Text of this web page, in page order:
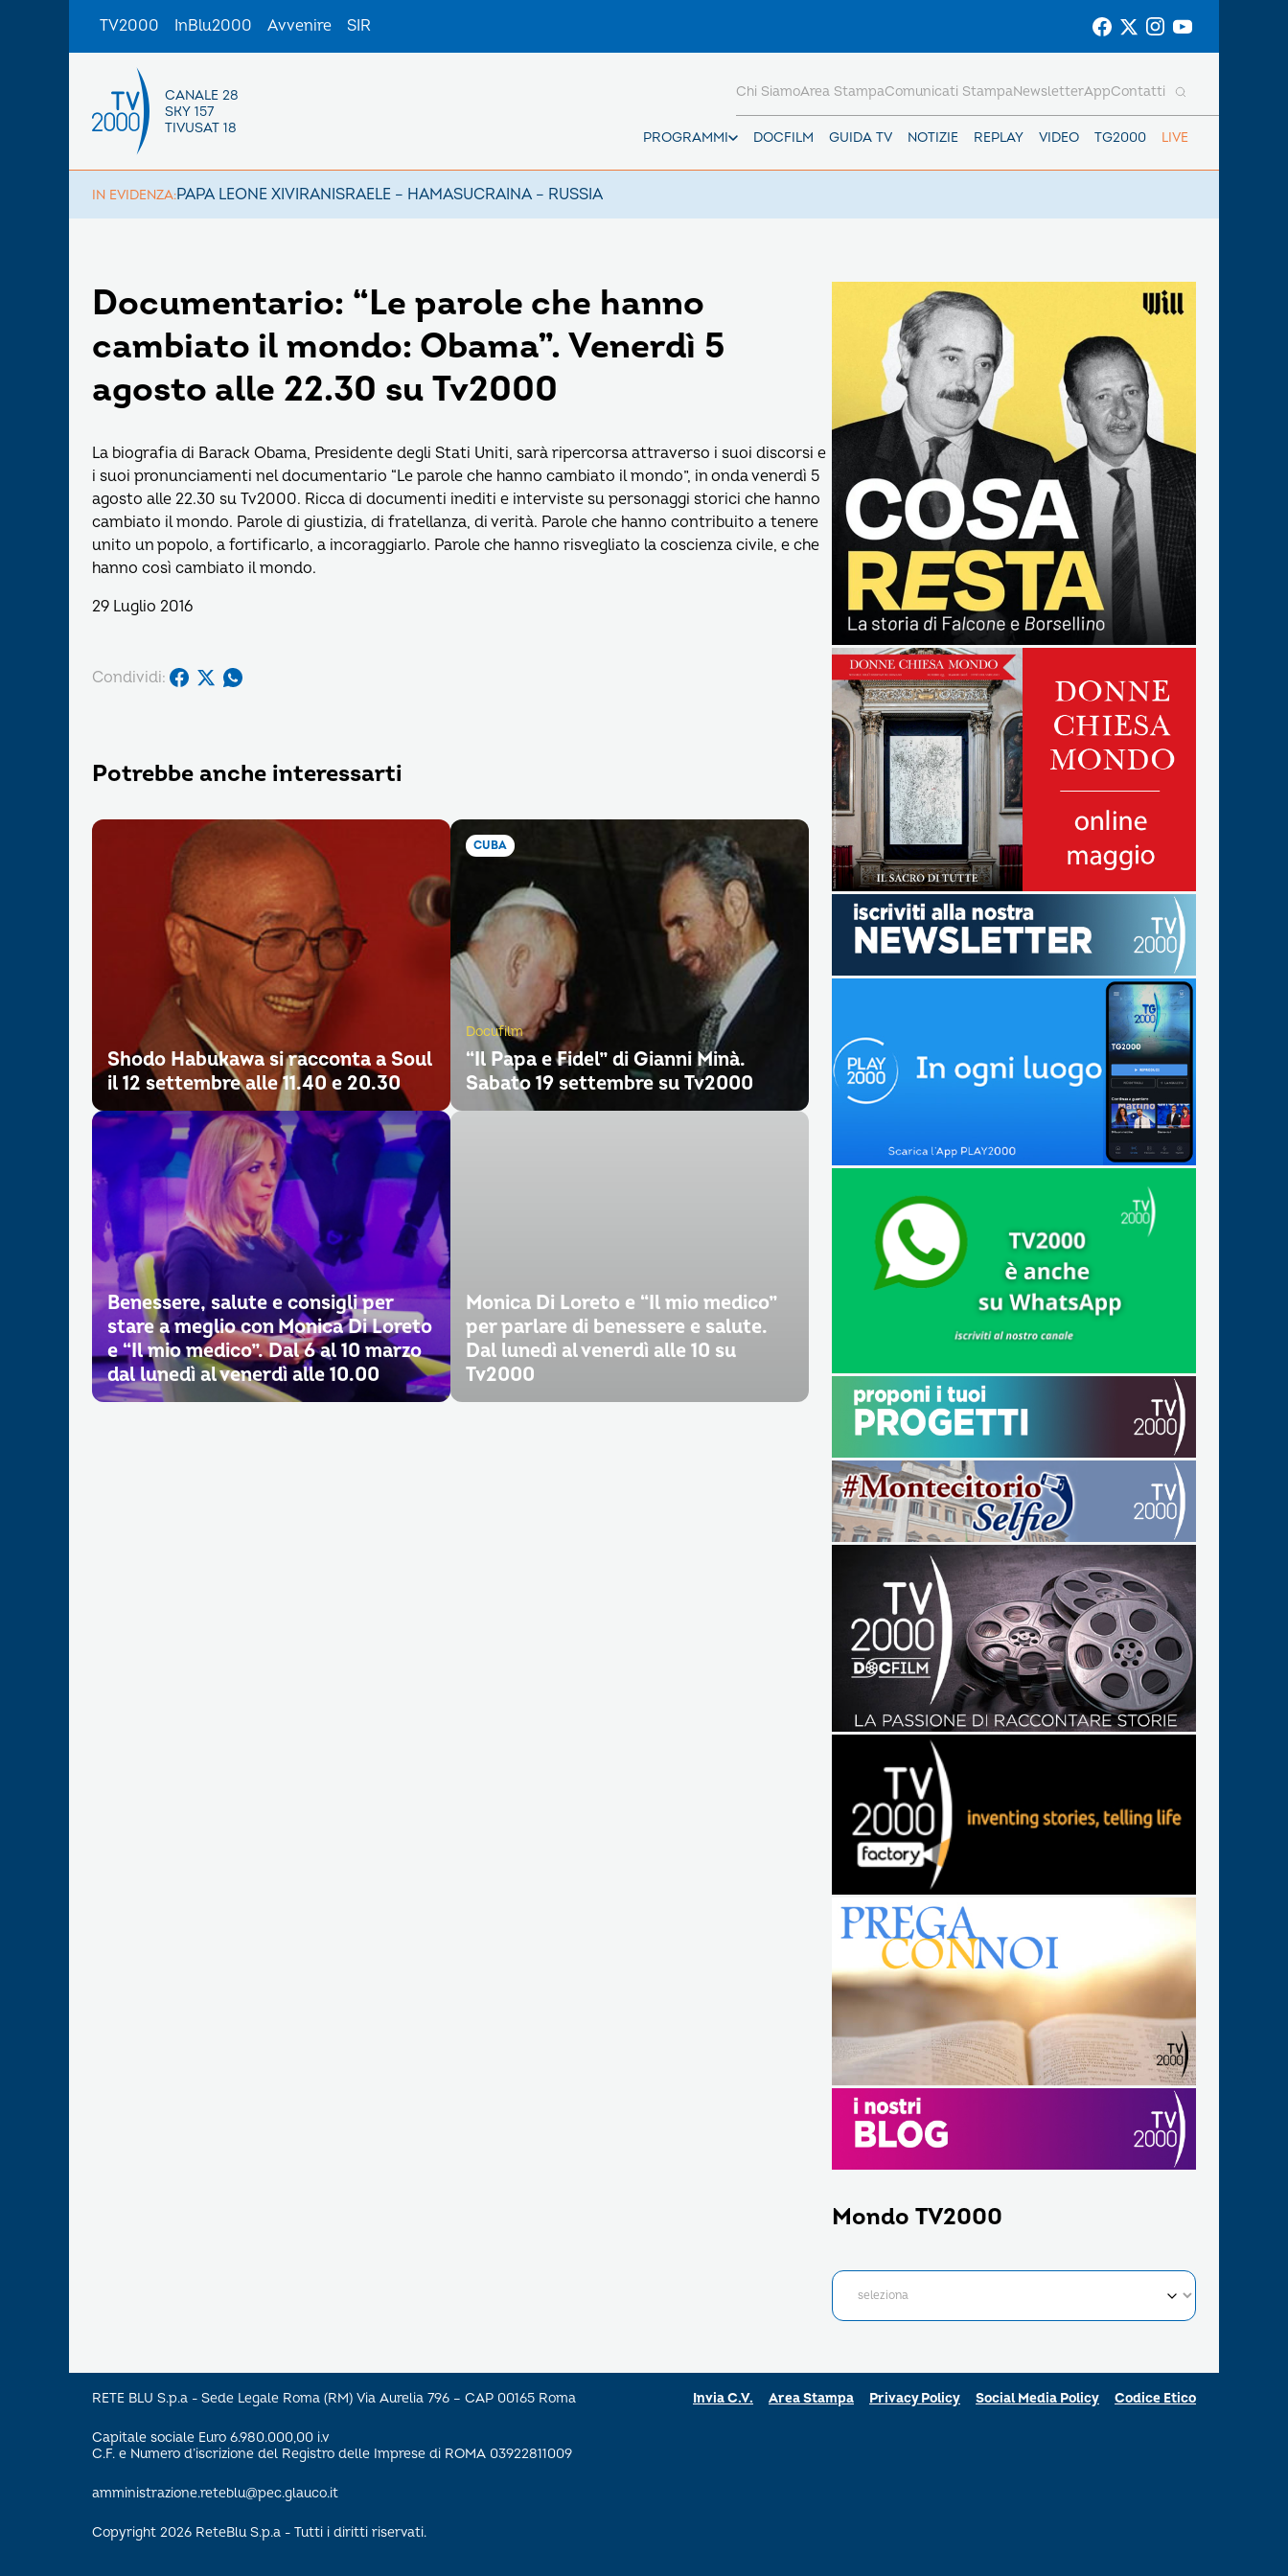
TV2000 InBlu2000 Avvenire SIR
CANALE 28
SKY 157
TIVUSAT 18
PROGRAMMI DOCFILM GUIDA TV NOTIZIE REPLAY VIDEO TG2000 LIVE
Chi SiamoArea StampaComunicati StampaNewsletterAppContatti
IN EVIDENZA:PAPA LEONE XIVIRANISRAELE – HAMASUCRAINA – RUSSIA
Documentario: “Le parole che hanno
cambiato il mondo: Obama”. Venerdì 5
agosto alle 22.30 su Tv2000
La biografia di Barack Obama, Presidente degli Stati Uniti, sarà ripercorsa attraverso i suoi discorsi e
i suoi pronunciamenti nel documentario “Le parole che hanno cambiato il mondo”, in onda venerdì 5
agosto alle 22.30 su Tv2000. Ricca di documenti inediti e interviste su personaggi storici che hanno
cambiato il mondo. Parole di giustizia, di fratellanza, di verità. Parole che hanno contribuito a tenere
unito un popolo, a fortificarlo, a incoraggiarlo. Parole che hanno risvegliato la coscienza civile, e che
hanno così cambiato il mondo.
29 Luglio 2016
Condividi:
Potrebbe anche interessarti
Shodo Habukawa si racconta a Soul
il 12 settembre alle 11.40 e 20.30
CUBA
Docufilm
“Il Papa e Fidel” di Gianni Minà.
Sabato 19 settembre su Tv2000
Benessere, salute e consigli per
stare a meglio con Monica Di Loreto
e “Il mio medico”. Dal 6 al 10 marzo
dal lunedì al venerdì alle 10.00
Monica Di Loreto e “Il mio medico”
per parlare di benessere e salute.
Dal lunedì al venerdì alle 10 su
Tv2000
Mondo TV2000
RETE BLU S.p.a - Sede Legale Roma (RM) Via Aurelia 796 – CAP 00165 Roma
Capitale sociale Euro 6.980.000,00 i.v
C.F. e Numero d’iscrizione del Registro delle Imprese di ROMA 03922811009
amministrazione.reteblu@pec.glauco.it
Copyright 2026 ReteBlu S.p.a - Tutti i diritti riservati.
Invia C.V. Area Stampa Privacy Policy Social Media Policy Codice Etico